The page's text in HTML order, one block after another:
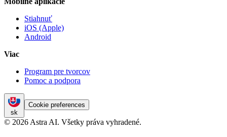
Stiahnuť
iOS (Apple)
Android
Viac
Program pre tvorcov
Pomoc a podpora
sk
Cookie preferences
© 2026 Astra AI. Všetky práva vyhradené.